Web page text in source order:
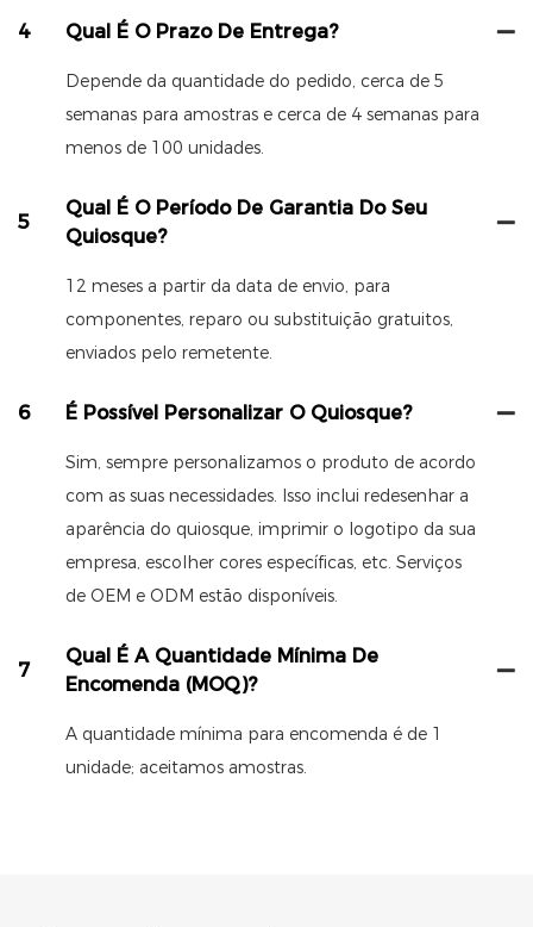
4 Qual É O Prazo De Entrega?
Depende da quantidade do pedido, cerca de 5
semanas para amostras e cerca de 4 semanas para
menos de 100 unidades.
5
Qual É O Período De Garantia Do Seu
Quiosque?
12 meses a partir da data de envio, para
componentes, reparo ou substituição gratuitos,
enviados pelo remetente.
6 É Possível Personalizar O Quiosque?
Sim, sempre personalizamos o produto de acordo
com as suas necessidades. Isso inclui redesenhar a
aparência do quiosque, imprimir o logotipo da sua
empresa, escolher cores específicas, etc. Serviços
de OEM e ODM estão disponíveis.
7
Qual É A Quantidade Mínima De
Encomenda (MOQ)?
A quantidade mínima para encomenda é de 1
unidade; aceitamos amostras.